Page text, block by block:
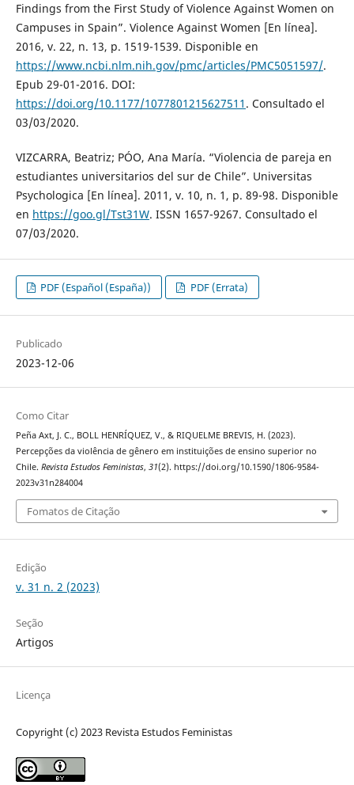
Findings from the First Study of Violence Against Women on
Campuses in Spain”. Violence Against Women [En línea].
2016, v. 22, n. 13, p. 1519-1539. Disponible en
https://www.ncbi.nlm.nih.gov/pmc/articles/PMC5051597/.
Epub 29-01-2016. DOI:
https://doi.org/10.1177/1077801215627511 . Consultado el
03/03/2020.
VIZCARRA, Beatriz; PÓO, Ana María. “Violencia de pareja en
estudiantes universitarios del sur de Chile”. Universitas
Psychologica [En línea]. 2011, v. 10, n. 1, p. 89-98. Disponible
en https://goo.gl/Tst31W. ISSN 1657-9267. Consultado el
07/03/2020.
PDF (Español (España)) PDF (Errata)
Publicado
2023-12-06
Como Citar
Peña Axt, J. C., BOLL HENRÍQUEZ, V., & RIQUELME BREVIS, H. (2023).
Percepções da violência de gênero em instituições de ensino superior no
Chile. Revista Estudos Feministas, 31(2). https://doi.org/10.1590/1806-9584-
2023v31n284004
Fomatos de Citação
Edição
v. 31 n. 2 (2023)
Seção
Artigos
Licença
Copyright (c) 2023 Revista Estudos Feministas